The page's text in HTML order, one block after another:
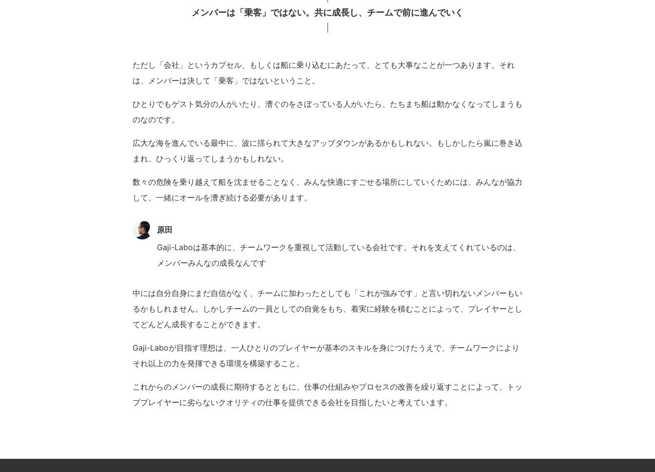
メンバーは「乗客」ではない。共に成長し、チームで前に進んでいく
ただし「会社」というカプセル、もしくは船に乗り込むにあたって、とても大事なことが一つあります。それ
は、メンバーは決して「乗客」ではないということ。
ひとりでもゲスト気分の人がいたり、漕ぐのをさぼっている人がいたら、たちまち船は動かなくなってしまうも
のなのです。
広大な海を進んでいる最中に、波に揺られて大きなアップダウンがあるかもしれない。もしかしたら嵐に巻き込
まれ、ひっくり返ってしまうかもしれない。
数々の危険を乗り越えて船を沈ませることなく、みんな快適にすごせる場所にしていくためには、みんなが協力
して、一緒にオールを漕ぎ続ける必要があります。
原田
Gaji-Laboは基本的に、チームワークを重視して活動している会社です。それを支えてくれているのは、
メンバーみんなの成長なんです
中には自分自身にまだ自信がなく、チームに加わったとしても「これが強みです」と言い切れないメンバーもい
るかもしれません。しかしチームの一員としての自覚をもち、着実に経験を積むことによって、プレイヤーとし
てどんどん成長することができます。
Gaji-Laboが目指す理想は、一人ひとりのプレイヤーが基本のスキルを身につけたうえで、チームワークにより
それ以上の力を発揮できる環境を構築すること。
これからのメンバーの成長に期待するとともに、仕事の仕組みやプロセスの改善を繰り返すことによって、トッ
ププレイヤーに劣らないクオリティの仕事を提供できる会社を目指したいと考えています。